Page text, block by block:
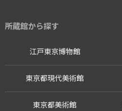
所蔵館から探す
江戸東京博物館
東京都現代美術館
東京都美術館